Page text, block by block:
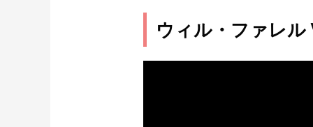
ウィル・ファレ